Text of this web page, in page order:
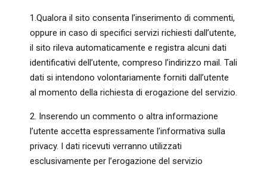
1.Qualora il sito consenta l’inserimento di commenti,
oppure in caso di specifici servizi richiesti dall’utente,
il sito rileva automaticamente e registra alcuni dati
identificativi dell’utente, compreso l’indirizzo mail. Tali
dati si intendono volontariamente forniti dall’utente
al momento della richiesta di erogazione del servizio.
2. Inserendo un commento o altra informazione
l’utente accetta espressamente l’informativa sulla
privacy. I dati ricevuti verranno utilizzati
esclusivamente per l’erogazione del servizio